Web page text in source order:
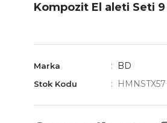
Kompozit El aleti Seti 9
Marka BD
Stok Kodu HMNSTX57